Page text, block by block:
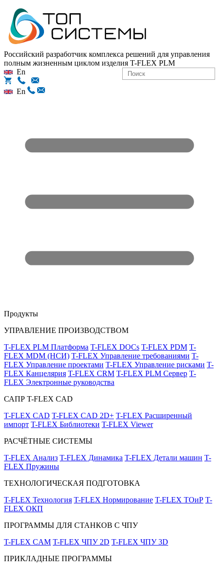
Российский разработчик комплекса решений для управления
полным жизненным циклом изделия T-FLEX PLM
En
En
Продукты
УПРАВЛЕНИЕ ПРОИЗВОДСТВОМ
T-FLEX PLM Платформа T-FLEX DOCs T-FLEX PDM T-
FLEX MDM (НСИ) T-FLEX Управление требованиями T-
FLEX Управление проектами T-FLEX Управление рисками T-
FLEX Канцелярия T-FLEX CRM T-FLEX PLM Сервер T-
FLEX Электронные руководства
САПР T-FLEX CAD
T-FLEX CAD T-FLEX CAD 2D+ T-FLEX Расширенный
импорт T-FLEX Библиотеки T-FLEX Viewer
РАСЧЁТНЫЕ СИСТЕМЫ
T-FLEX Анализ T-FLEX Динамика T-FLEX Детали машин T-
FLEX Пружины
ТЕХНОЛОГИЧЕСКАЯ ПОДГОТОВКА
T-FLEX Технология T-FLEX Нормирование T-FLEX ТОиР T-
FLEX ОКП
ПРОГРАММЫ ДЛЯ СТАНКОВ С ЧПУ
T-FLEX CAM T-FLEX ЧПУ 2D T-FLEX ЧПУ 3D
ПРИКЛАДНЫЕ ПРОГРАММЫ